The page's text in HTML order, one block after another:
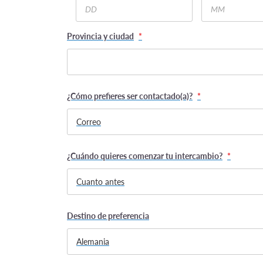
Day Month
Provincia y ciudad *
¿Cómo prefieres ser contactado(a)? *
¿Cuándo quieres comenzar tu intercambio? *
Destino de preferencia